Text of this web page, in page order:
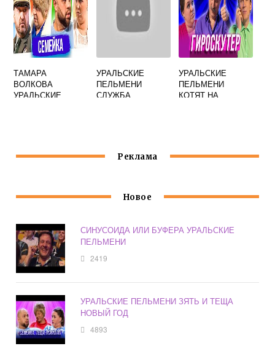
ТАМАРА
ВОЛКОВА
УРАЛЬСКИЕ
УРАЛЬСКИЕ
ПЕЛЬМЕНИ
СЛУЖБА
УРАЛЬСКИЕ
ПЕЛЬМЕНИ
КОТЯТ НА
Реклама
Новое
СИНУСОИДА ИЛИ БУФЕРА УРАЛЬСКИЕ
ПЕЛЬМЕНИ
2419
УРАЛЬСКИЕ ПЕЛЬМЕНИ ЗЯТЬ И ТЕЩА
НОВЫЙ ГОД
4893